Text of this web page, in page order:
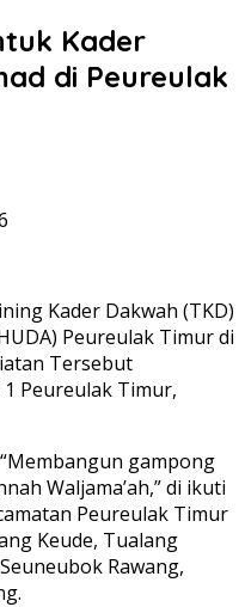
Kader
di Peureulak
Kader Dakwah (TKD)
Peureulak Timur di
Tersebut
Peureulak Timur,
gampong
Waljama’ah,” di ikuti
Peureulak Timur
Keude, Tualang
Rawang,